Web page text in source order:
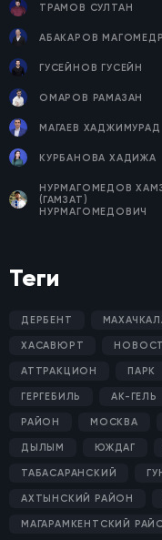
ТРАМОВ СУЛТАН
АБАКАРОВ
ГУСЕЙНОВ ГУСЕЙН
ОМАРОВ РАМАЗАН
МАГАЕВ ХАДЖИМУРАД
КУРБАНОВА ХАДИЖА
НУРМАГОМЕДОВ
(ГАМЗАТ)
НУРМАГОМЕДОВИЧ
Теги
ДЕРБЕНТ
ХАСАВЮРТ
АТТРАКЦИОН ПАРК
ГЕРГЕБИЛЬ АК-ГЕЛЬ
РАЙОН МОСКВА
ДЫЛЫМ ЮЖДАГ
ТАБАСАРАНСКИЙ
АХТЫНСКИЙ РАЙОН
МАГАРАМКЕНТСКИЙ